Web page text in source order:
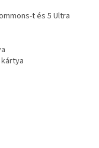
t és 5 Ultra